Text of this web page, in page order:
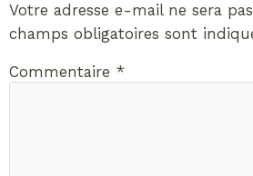
Votre adresse e-mail ne sera
champs obligatoires sont
Commentaire *